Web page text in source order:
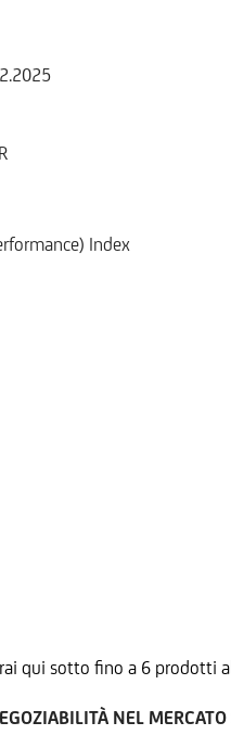
Index
qui sotto fino a 6 prodotti
NEL